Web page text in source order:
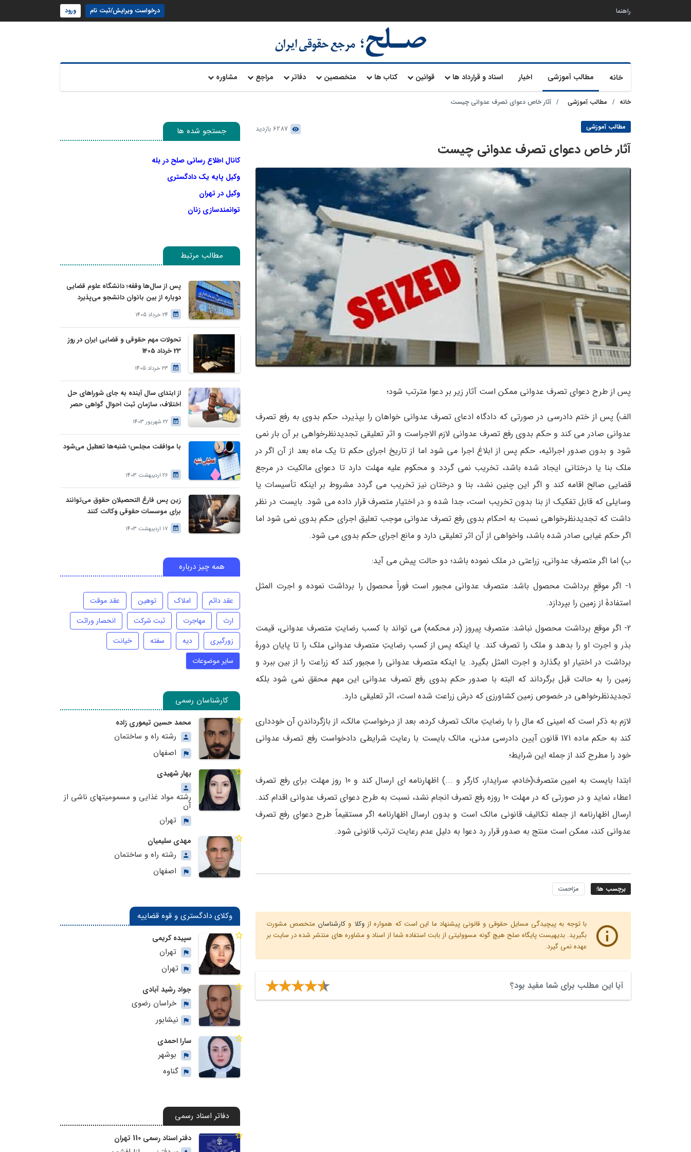
راهنما درخواست ویرایش/ثبت نام ورود
خانه مطالب آموزشی اخبار اسناد و قرارداد ها قوانین کتاب ها متخصصین دفاتر مراجع مشاوره
خانه مطالب آموزشی آثار خاص دعوای تصرف عدوانی چیست
مطالب آموزشی 6287 بازدید
آثار خاص دعوای تصرف عدوانی چیست
پس از طرح دعوای تصرف عدوانی ممکن است آثار زیر بر دعوا مترتب شود؛
الف) پس از ختم دادرسی در صورتی که دادگاه ادعای تصرف عدوانی خواهان را بپذیرد، حکم بدوی به رفع تصرف
عدوانی صادر می کند و حکم بدوی رفع تصرف عدوانی لازم الاجراست و اثر تعلیقی تجدیدنظرخواهی بر آن بار نمی
شود و بدون صدور اجرائیه، حکم پس از ابلاغ اجرا می شود اما از تاریخ اجرای حکم تا یک ماه بعد از آن اگر در
ملک بنا یا درختانی ایجاد شده باشد، تخریب نمی گردد و محکوم علیه مهلت دارد تا دعوای مالکیت در مرجع
قضایی صالح اقامه کند و اگر این چنین نشد، بنا و درختان نیز تخریب می گردد مشروط بر اینکه تأسیسات یا
وسایلی که قابل تفکیک از بنا بدون تخریب است، جدا شده و در اختیار متصرف قرار داده می شود. بایست در نظر
داشت که تجدیدنظرخواهی نسبت به احکام بدوی رفع تصرف عدوانی موجب تعلیق اجرای حکم بدوی نمی شود اما
اگر حکم غیابی صادر شده باشد، واخواهی از آن اثر تعلیقی دارد و مانع اجرای حکم بدوی می شود.
ب) اما اگر متصرفِ عدوانی، زراعتی در ملک نموده باشد؛ دو حالت پیش می ­آید:
1- اگر موقعِ برداشت محصول باشد: متصرف عدوانی مجبور است فوراً محصول را برداشت نموده و اجرت المثل
استفادۀ از زمین را بپردازد.
2- اگر موقع برداشت محصول نباشد: متصرفِ پیروز (در محکمه) می­ تواند با کسب رضایتِ متصرف عدوانی، قیمت
بذر و اجرت او را بدهد و ملک را تصرف کند. یا اینکه پس از کسب رضایتِ متصرف عدوانی ملک را تا پایان دورۀ
برداشت در اختیار او بگذارد و اجرت المثل بگیرد. یا اینکه متصرف عدوانی را مجبور کند که زراعت را از بین ببرد و
زمین را به حالت قبل برگرداند که البته با صدور حکم بدوی رفع تصرف عدوانی این مهم محقق نمی شود بلکه
تجدیدنظرخواهی در خصوص زمین کشاورزی که درش زراعت شده است، اثر تعلیقی دارد.
لازم به ذکر است که امینی که مال را با رضایتِ مالک تصرف کرده، بعد از درخواستِ مالک، از بازگرداندنِ آن خودداری
کند به حکم ماده 171 قانون آیین دادرسی مدنی، مالک بایست با رعایت شرایطی دادخواست رفع تصرف عدوانی
خود را مطرح کند از جمله این شرایط؛
ابتدا بایست به امین متصرف(خادم، سرایدار، کارگر و ...) اظهارنامه ای ارسال کند و 10 روز مهلت برای رفع تصرف
اعطاء نماید و در صورتی که در مهلت 10 روزه رفع تصرف انجام نشد، نسبت به طرح دعوای تصرف عدوانی اقدام کند.
ارسال اظهارنامه از جمله تکالیف قانونی مالک است و بدون ارسال اظهارنامه اگر مستقیماً طرح دعوای رفع تصرف
عدوانی کند، ممکن است منتج به صدور قرار رد دعوا به دلیل عدم رعایت ترتب قانونی شود.
برچسب ها: مزاحمت
با توجه به پیچیدگی مسایل حقوقی و قانونی پیشنهاد ما این است که همواره ازوکلا وکارشناسان متخصص مشورت
بگیرید. بدیهیست پایگاه صلح هیچ گونه مسوولیتی از بابت استفاده شما از اسناد و مشاوره های منتشر شده در سایت بر
عهده نمی گیرد.
آیا این مطلب برای شما مفید بود؟
جستجو شده ها
کانال اطلاع رسانی صلح در بله
وکیل پایه یک دادگستری
وکیل در تهران
توانمندسازی زنان
مطالب مرتبط
پس از سال‌ها وقفه؛ دانشگاه علوم قضایی
دوباره از بین بانوان دانشجو می‌پذیرد
24 خرداد 1405
تحولات مهم حقوقی و قضایی ایران در روز
23 خرداد 1405
23 خرداد 1405
از ابتدای سال آینده به جای شوراهای حل
اختلاف، سازمان ثبت احوال گواهی حصر
وراثت بدون نیاز به درخواست وراث صادر
خواهد کرد
22 شهریور 1403
با موافقت مجلس؛ شنبه‌ها تعطیل می‌شود
26 اردیبهشت 1403
زین پس فارغ التحصیلان حقوق می‌توانند
برای موسسات حقوقی وکالت کنند
17 اردیبهشت 1403
همه چیز درباره
عقد دائم املاک توهین
عقد موقت
ارث
مهاجرت ثبت شرکت
انحصار وراثت
زورگیری
دیه سفته
خیانت
سایر موضوعات
کارشناسان رسمی
محمد حسین تیموری زاده
رشته راه و ساختمان
اصفهان
بهار شهیدی
رشته مواد غذایی و مسمومیتهای ناشی از
آن
تهران
مهدی سلیمیان
رشته راه و ساختمان
اصفهان
وکلای دادگستری و قوه قضاییه
سپیده کریمی
تهران
تهران
جواد رشید آبادی
خراسان رضوی
نیشابور
سارا احمدی
بوشهر
گناوه
دفاتر اسناد رسمی
دفتر اسناد رسمی 110 تهران